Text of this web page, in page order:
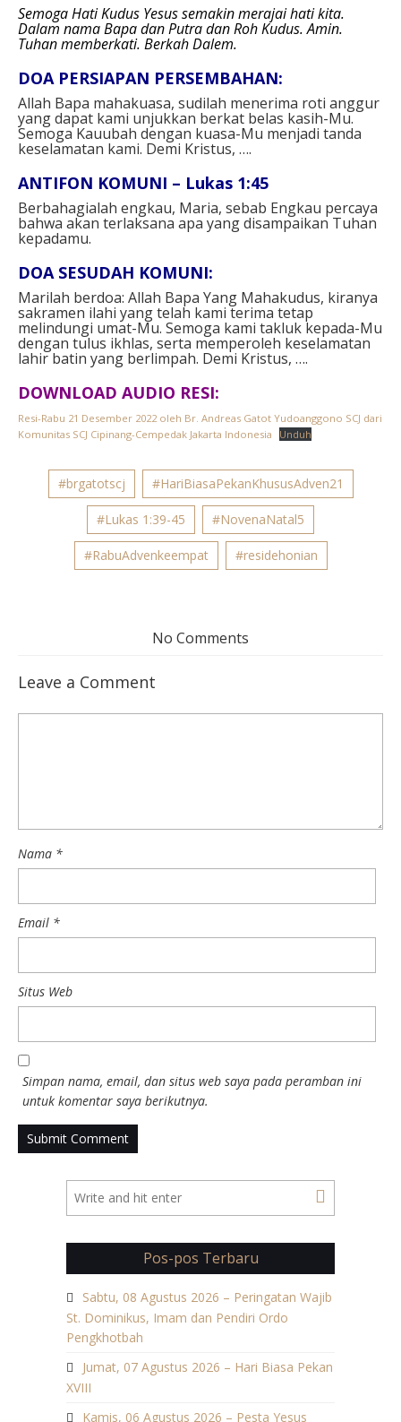
Semoga Hati Kudus Yesus semakin merajai hati kita.
Dalam nama Bapa dan Putra dan Roh Kudus. Amin.
Tuhan memberkati. Berkah Dalem.
DOA PERSIAPAN PERSEMBAHAN:
Allah Bapa mahakuasa, sudilah menerima roti anggur
yang dapat kami unjukkan berkat belas kasih-Mu.
Semoga Kauubah dengan kuasa-Mu menjadi tanda
keselamatan kami. Demi Kristus, ….
ANTIFON KOMUNI – Lukas 1:45
Berbahagialah engkau, Maria, sebab Engkau percaya
bahwa akan terlaksana apa yang disampaikan Tuhan
kepadamu.
DOA SESUDAH KOMUNI:
Marilah berdoa: Allah Bapa Yang Mahakudus, kiranya
sakramen ilahi yang telah kami terima tetap
melindungi umat-Mu. Semoga kami takluk kepada-Mu
dengan tulus ikhlas, serta memperoleh keselamatan
lahir batin yang berlimpah. Demi Kristus, ….
DOWNLOAD AUDIO RESI:
Resi-Rabu 21 Desember 2022 oleh Br. Andreas Gatot Yudoanggono SCJ dari
Komunitas SCJ Cipinang-Cempedak Jakarta Indonesia
Unduh
#brgatotscj #HariBiasaPekanKhususAdven21
#Lukas 1:39-45 #NovenaNatal5
#RabuAdvenkeempat #residehonian
No Comments
Leave a Comment
Nama *
Email *
Situs Web
Simpan nama, email, dan situs web saya pada peramban ini
untuk komentar saya berikutnya.
Pos-pos Terbaru
Sabtu, 08 Agustus 2026 – Peringatan Wajib
St. Dominikus, Imam dan Pendiri Ordo
Pengkhotbah
Jumat, 07 Agustus 2026 – Hari Biasa Pekan
XVIII
Kamis, 06 Agustus 2026 – Pesta Yesus